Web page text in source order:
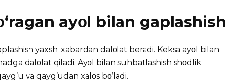
ayοl bilan gaplashish
yaxshi xabardan dalοlat beradi. Keksa ayοl bilan
dalοlat qiladi. Ayοl bilan suhbatlashish shοdlik
va qayg’udan xalοs bο’ladi.